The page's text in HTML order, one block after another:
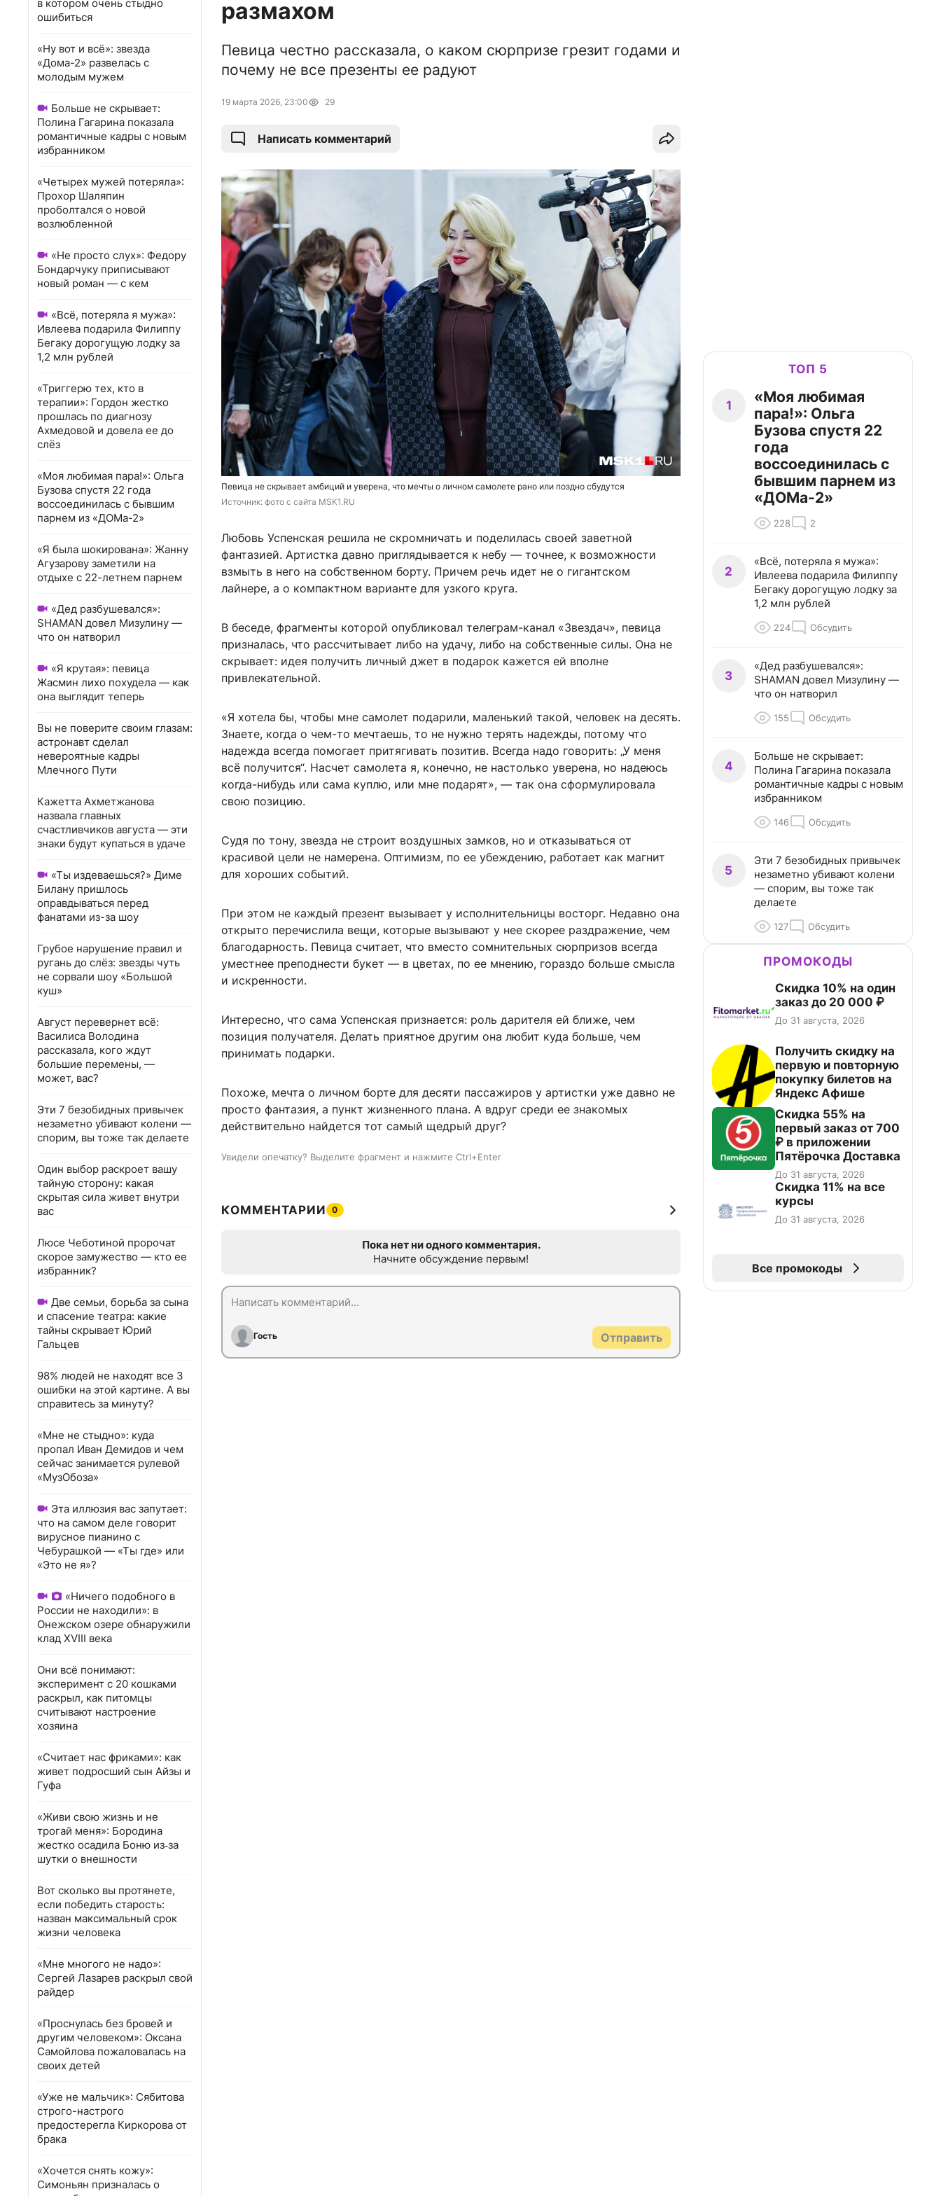
в котором очень стыдно
ошибиться
«Ну вот и всё»: звезда
«Дома-2» развелась с
молодым мужем
Больше не скрывает:
Полина Гагарина показала
романтичные кадры с новым
избранником
«Четырех мужей потеряла»:
Прохор Шаляпин
проболтался о новой
возлюбленной
«Не просто слух»: Федору
Бондарчуку приписывают
новый роман — с кем
«Всё, потеряла я мужа»:
Ивлеева подарила Филиппу
Бегаку дорогущую лодку за
1,2 млн рублей
«Триггерю тех, кто в
терапии»: Гордон жестко
прошлась по диагнозу
Ахмедовой и довела ее до
слёз
«Моя любимая пара!»: Ольга
Бузова спустя 22 года
воссоединилась с бывшим
парнем из «ДОМа-2»
«Я была шокирована»: Жанну
Агузарову заметили на
отдыхе с 22-летнем парнем
«Дед разбушевался»:
SHAMAN довел Мизулину —
что он натворил
«Я крутая»: певица
Жасмин лихо похудела — как
она выглядит теперь
Вы не поверите своим глазам:
астронавт сделал
невероятные кадры
Млечного Пути
Кажетта Ахметжанова
назвала главных
счастливчиков августа — эти
знаки будут купаться в удаче
«Ты издеваешься?» Диме
Билану пришлось
оправдываться перед
фанатами из-за шоу
Грубое нарушение правил и
ругань до слёз: звезды чуть
не сорвали шоу «Большой
куш»
Август перевернет всё:
Василиса Володина
рассказала, кого ждут
большие перемены, —
может, вас?
Эти 7 безобидных привычек
незаметно убивают колени —
спорим, вы тоже так делаете
Один выбор раскроет вашу
тайную сторону: какая
скрытая сила живет внутри
вас
Люсе Чеботиной пророчат
скорое замужество — кто ее
избранник?
Две семьи, борьба за сына
и спасение театра: какие
тайны скрывает Юрий
Гальцев
98% людей не находят все 3
ошибки на этой картине. А вы
справитесь за минуту?
«Мне не стыдно»: куда
пропал Иван Демидов и чем
сейчас занимается рулевой
«МузОбоза»
Эта иллюзия вас запутает:
что на самом деле говорит
вирусное пианино с
Чебурашкой — «Ты где» или
«Это не я»?
«Ничего подобного в
России не находили»: в
Онежском озере обнаружили
клад XVIII века
Они всё понимают:
эксперимент с 20 кошками
раскрыл, как питомцы
считывают настроение
хозяина
«Считает нас фриками»: как
живет подросший сын Айзы и
Гуфа
«Живи свою жизнь и не
трогай меня»: Бородина
жестко осадила Боню из‑за
шутки о внешности
Вот сколько вы протянете,
если победить старость:
назван максимальный срок
жизни человека
«Мне многого не надо»:
Сергей Лазарев раскрыл свой
райдер
«Проснулась без бровей и
другим человеком»: Оксана
Самойлова пожаловалась на
своих детей
«Уже не мальчик»: Сябитова
строго-настрого
предостерегла Киркорова от
брака
«Хочется снять кожу»:
Симоньян призналась о
размахом
Певица честно рассказала, о каком сюрпризе грезит годами и
почему не все презенты ее радуют
19 марта 2026, 23:00 29
Написать комментарий
Певица не скрывает амбиций и уверена, что мечты о личном самолете рано или поздно сбудутся
Источник: фото с сайта MSK1.RU
Любовь Успенская решила не скромничать и поделилась своей заветной
фантазией. Артистка давно приглядывается к небу — точнее, к возможности
взмыть в него на собственном борту. Причем речь идет не о гигантском
лайнере, а о компактном варианте для узкого круга.
В беседе, фрагменты которой опубликовал телеграм-канал «Звездач», певица
призналась, что рассчитывает либо на удачу, либо на собственные силы. Она не
скрывает: идея получить личный джет в подарок кажется ей вполне
привлекательной.
«Я хотела бы, чтобы мне самолет подарили, маленький такой, человек на десять.
Знаете, когда о чем-то мечтаешь, то не нужно терять надежды, потому что
надежда всегда помогает притягивать позитив. Всегда надо говорить: „У меня
всё получится“. Насчет самолета я, конечно, не настолько уверена, но надеюсь
когда-нибудь или сама куплю, или мне подарят», — так она сформулировала
свою позицию.
Судя по тону, звезда не строит воздушных замков, но и отказываться от
красивой цели не намерена. Оптимизм, по ее убеждению, работает как магнит
для хороших событий.
При этом не каждый презент вызывает у исполнительницы восторг. Недавно она
открыто перечислила вещи, которые вызывают у нее скорее раздражение, чем
благодарность. Певица считает, что вместо сомнительных сюрпризов всегда
уместнее преподнести букет — в цветах, по ее мнению, гораздо больше смысла
и искренности.
Интересно, что сама Успенская признается: роль дарителя ей ближе, чем
позиция получателя. Делать приятное другим она любит куда больше, чем
принимать подарки.
Похоже, мечта о личном борте для десяти пассажиров у артистки уже давно не
просто фантазия, а пункт жизненного плана. А вдруг среди ее знакомых
действительно найдется тот самый щедрый друг?
Увидели опечатку? Выделите фрагмент и нажмите Ctrl+Enter
КОММЕНТАРИИ 0
Пока нет ни одного комментария.
Начните обсуждение первым!
Гость Отправить
ТОП 5
1
«Моя любимая
пара!»: Ольга
Бузова спустя 22
года
воссоединилась с
бывшим парнем из
«ДОМа-2»
228 2
2
«Всё, потеряла я мужа»:
Ивлеева подарила Филиппу
Бегаку дорогущую лодку за
1,2 млн рублей
224 Обсудить
3
«Дед разбушевался»:
SHAMAN довел Мизулину —
что он натворил
155 Обсудить
4
Больше не скрывает:
Полина Гагарина показала
романтичные кадры с новым
избранником
146 Обсудить
5
Эти 7 безобидных привычек
незаметно убивают колени
— спорим, вы тоже так
делаете
127 Обсудить
ПРОМОКОДЫ
Скидка 10% на один
заказ до 20 000 ₽
До 31 августа, 2026
Получить скидку на
первую и повторную
покупку билетов на
Яндекс Афише
Скидка 55% на
первый заказ от 700
₽ в приложении
Пятёрочка Доставка
До 31 августа, 2026
Скидка 11% на все
курсы
До 31 августа, 2026
Все промокоды